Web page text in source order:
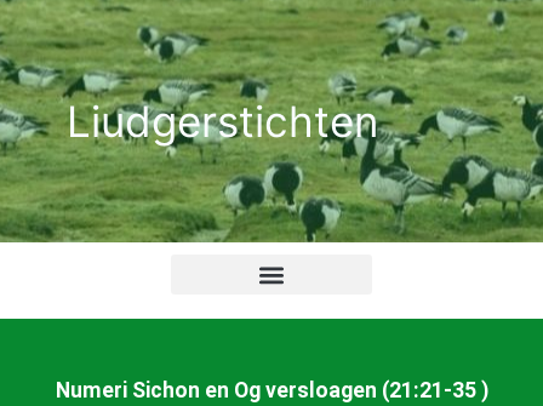
Ga
naar
de
inhoudLiudgerstichten
Numeri Sichon en Og versloagen (21:21-35 )